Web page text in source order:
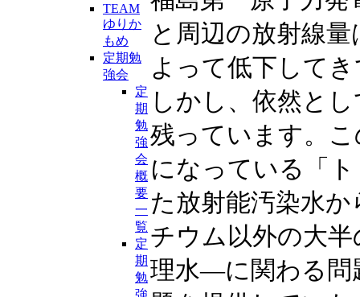
TEAM
ゆりか
もめ
定期勉
強会
定
期
勉
強
会
概
要
一
覧
定
期
勉
強
と周辺の放射線
よって低下して
しかし、依然と
残っています。
になっている「
た放射能汚染水
チウム以外の大
理水―に関わる問